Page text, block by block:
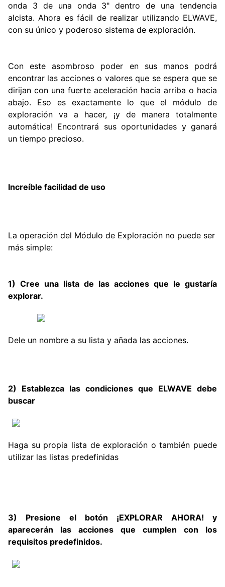
onda 3 de una onda 3" dentro de una tendencia
alcista. Ahora es fácil de realizar utilizando ELWAVE,
con su único y poderoso sistema de exploración.
Con este asombroso poder en sus manos podrá
encontrar las acciones o valores que se espera que se
dirijan con una fuerte aceleración hacia arriba o hacia
abajo. Eso es exactamente lo que el módulo de
exploración va a hacer, ¡y de manera totalmente
automática! Encontrará sus oportunidades y ganará
un tiempo precioso.
Increíble facilidad de uso
La operación del Módulo de Exploración no puede ser
más simple:
1) Cree una lista de las acciones que le gustaría
explorar.
Dele un nombre a su lista y añada las acciones.
2) Establezca las condiciones que ELWAVE debe
buscar
Haga su propia lista de exploración o también puede
utilizar las listas predefinidas
3) Presione el botón ¡EXPLORAR AHORA! y
aparecerán las acciones que cumplen con los
requisitos predefinidos.